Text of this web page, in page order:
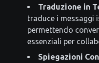
Traduzione in
traduce i messaggi
permettendo
essenziali per
Spiegazioni